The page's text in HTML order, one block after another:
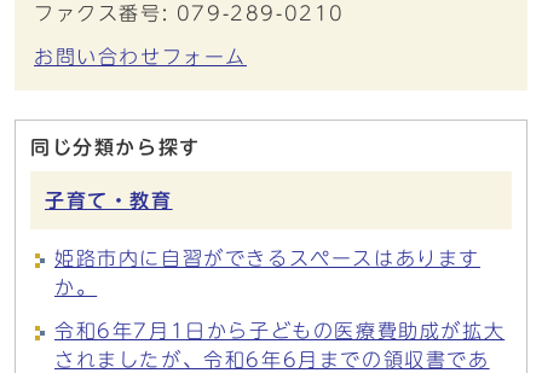
ファクス番号: 079-289-0210
お問い合わせフォーム
同じ分類から探す
子育て・教育
姫路市内に自習ができるスペースはあります
か。
令和6年7月1日から子どもの医療費助成が拡大
されましたが、令和6年6月までの領収書であ